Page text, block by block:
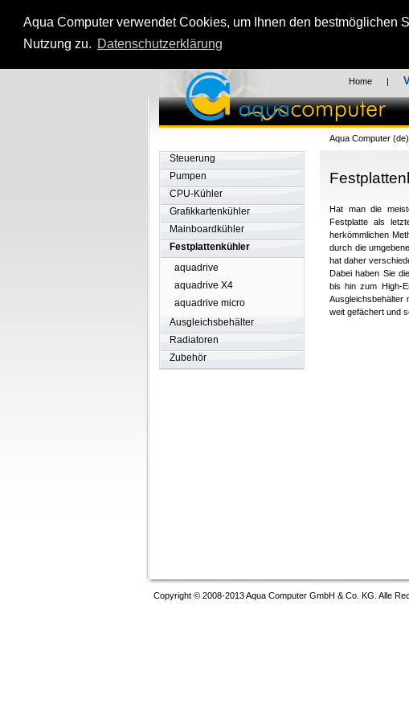
Aqua Computer verwendet Cookies, um Ihnen den bestmöglichen
Nutzung zu. Datenschutzerklärung
Home |
Steuerung
Pumpen
CPU-Kühler
Grafikkartenkühler
Mainboardkühler
Festplattenkühler
aquadrive
aquadrive X4
aquadrive micro
Ausgleichsbehälter
Radiatoren
Zubehör
Aqua Computer (de)
Hat man die
Festplatte als
herkömmlichen
durch die
hat daher
Dabei haben Sie
bis hin zum High-
Ausgleichsbehälter
weit gefächert und
Copyright © 2008-2013 Aqua Computer GmbH & Co. KG. Alle